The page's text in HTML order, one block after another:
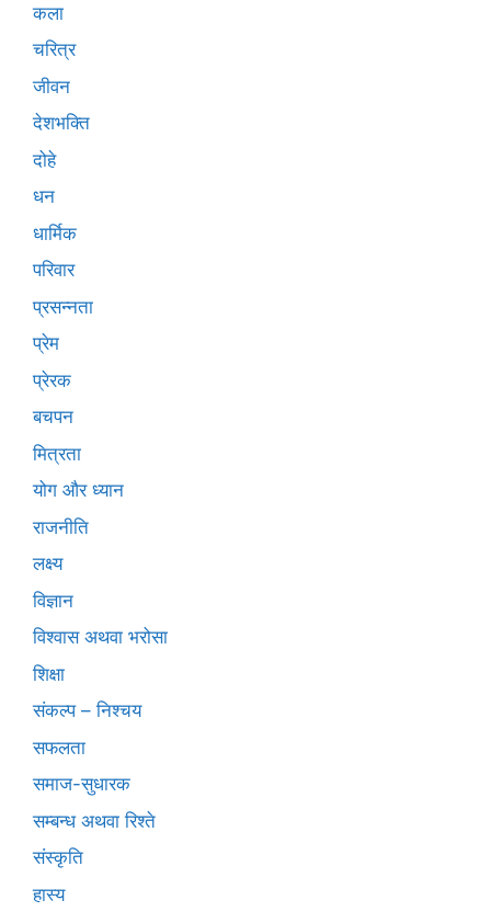
कला
चरित्र
जीवन
देशभक्ति
दोहे
धन
धार्मिक
परिवार
प्रसन्नता
प्रेम
प्रेरक
बचपन
मित्रता
योग और ध्यान
राजनीति
लक्ष्य
विज्ञान
विश्वास अथवा भरोसा
शिक्षा
संकल्प – निश्चय
सफलता
समाज-सुधारक
सम्बन्ध अथवा रिश्ते
संस्कृति
हास्य